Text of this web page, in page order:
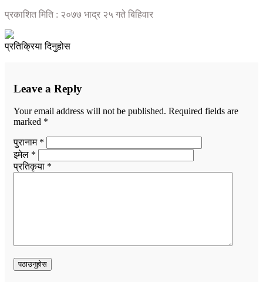
प्रकाशित मिति : २०७७ भाद्र २५ गते बिहिवार
प्रतिक्रिया दिनुहोस
Leave a Reply
Your email address will not be published. Required fields are
marked *
पुरानाम *
इमेल *
प्रतिकृया *